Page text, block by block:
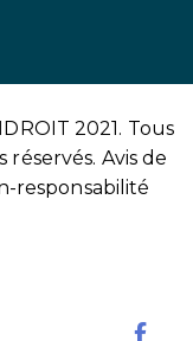
2021. Tous
réservés. Avis de
responsabilité